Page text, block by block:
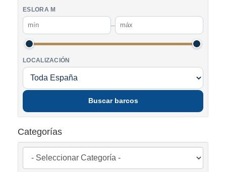
ESLORA M
–
LOCALIZACIÓN
Buscar barcos
Categorías